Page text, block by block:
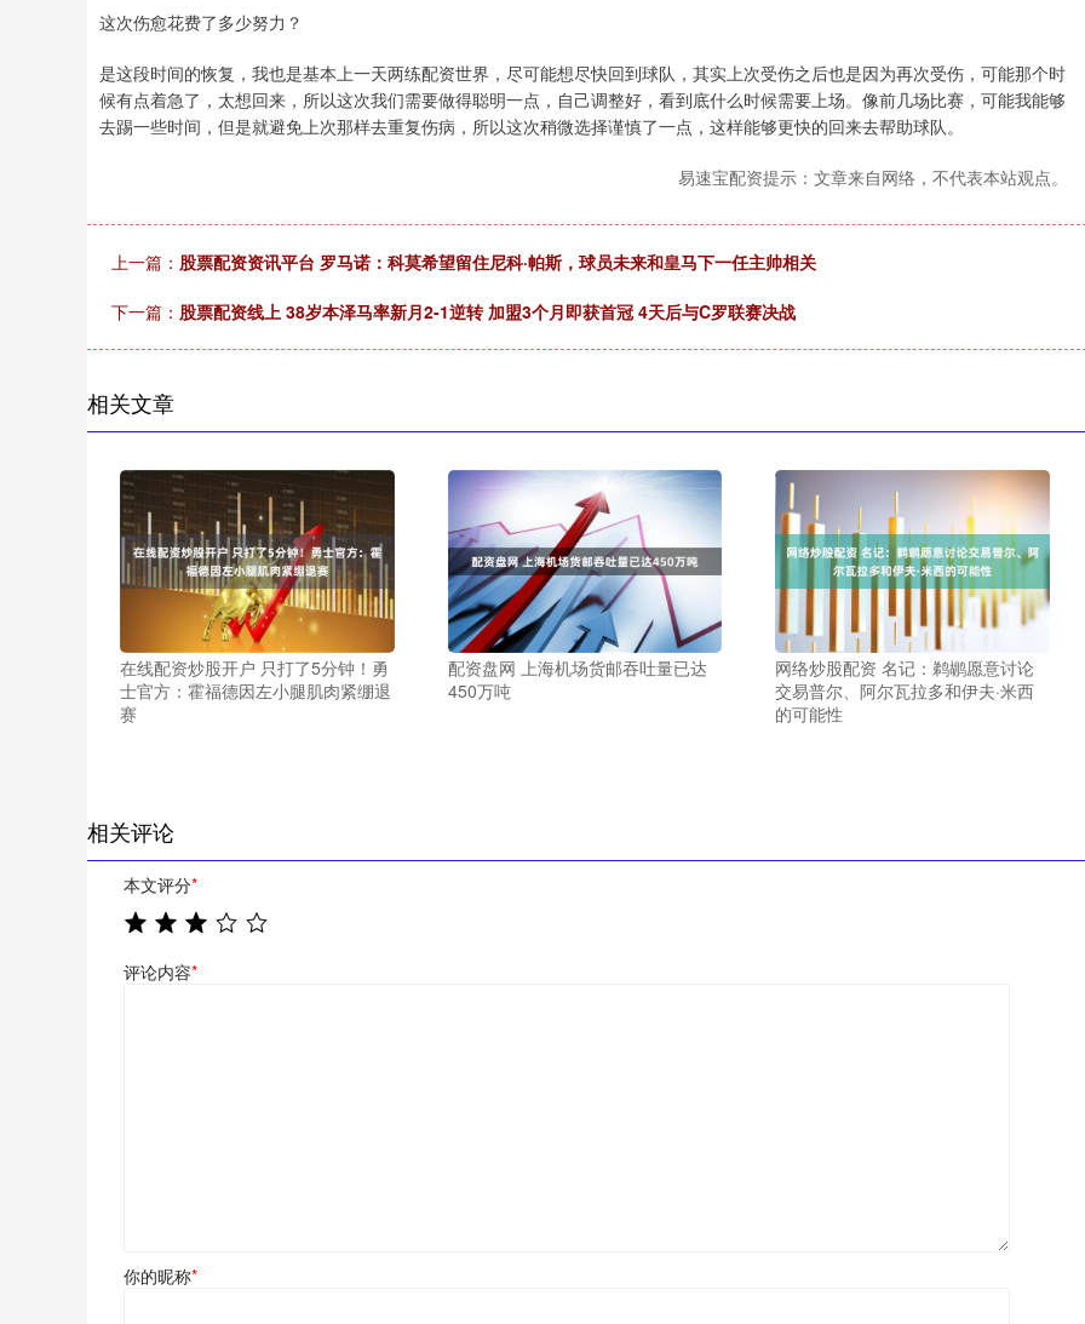
这次伤愈花费了多少努力？
是这段时间的恢复，我也是基本上一天两练配资世界，尽可能想尽快回到球队，其实上次受伤之后也是因为再次受伤，可能那个时
候有点着急了，太想回来，所以这次我们需要做得聪明一点，自己调整好，看到底什么时候需要上场。像前几场比赛，可能我能够
去踢一些时间，但是就避免上次那样去重复伤病，所以这次稍微选择谨慎了一点，这样能够更快的回来去帮助球队。
易速宝配资提示：文章来自网络，不代表本站观点。
上一篇： 股票配资资讯平台 罗马诺：科莫希望留住尼科·帕斯，球员未来和皇马下一任主帅相关
下一篇： 股票配资线上 38岁本泽马率新月2-1逆转 加盟3个月即获首冠 4天后与C罗联赛决战
相关文章
在线配资炒股开户 只打了5分钟！勇
士官方：霍福德因左小腿肌肉紧绷退
赛
配资盘网 上海机场货邮吞吐量已达
450万吨
网络炒股配资 名记：鹈鹕愿意讨论
交易普尔、阿尔瓦拉多和伊夫·米西
的可能性
相关评论
本文评分*
评论内容*
你的昵称*